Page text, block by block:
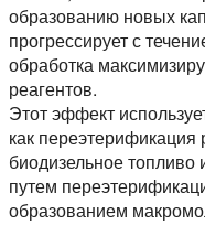
образованию новых
прогрессирует с
обработка
реагентов.
Этот эффект
как переэтерификация
биодизельное
путем
образованием